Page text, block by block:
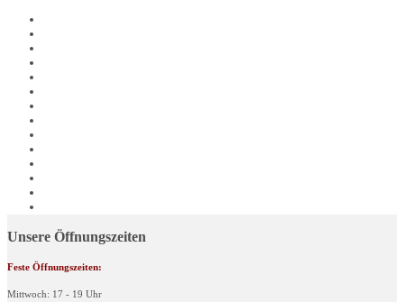
Unsere Öffnungszeiten
Feste Öffnungszeiten:
Mittwoch: 17 - 19 Uhr